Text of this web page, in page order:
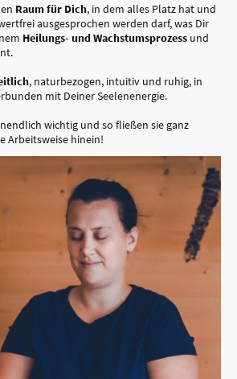
Raum für Dich, in dem alles Platz hat und
ausgesprochen werden darf, was Dir
Heilungs- und Wachstumsprozess und
, naturbezogen, intuitiv und ruhig, in
mit Deiner Seelenenergie.
wichtig und so fließen sie ganz
Arbeitsweise hinein!